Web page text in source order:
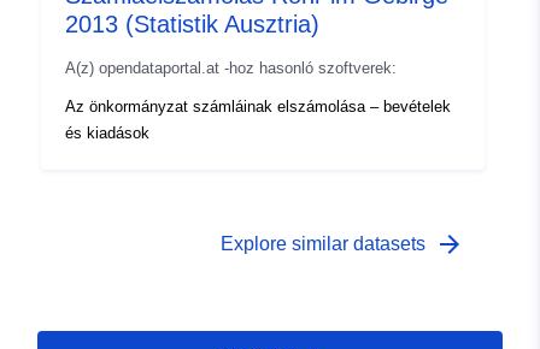
2013 (Statistik Ausztria)
A(z) opendataportal.at -hoz hasonló szoftverek:
Az önkormányzat számláinak elszámolása – bevételek
és kiadások
Explore similar datasets arrow_forward